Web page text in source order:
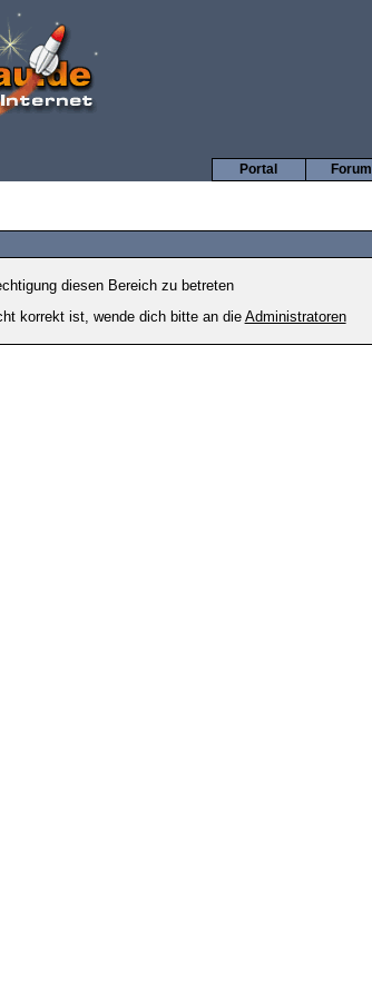
Forum
Portal
diesen Bereich zu betreten
korrekt ist, wende dich bitte an dieAdministratoren